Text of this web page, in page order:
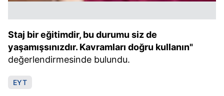
Staj bir eğitimdir, bu durumu siz de
yaşamışsınızdır. Kavramları doğru kullanın"
değerlendirmesinde bulundu.
EYT